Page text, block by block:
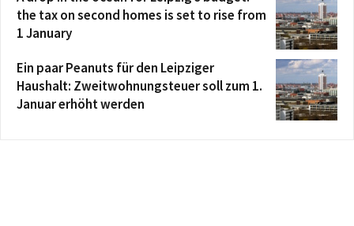
the tax on second homes is set to rise from
1 January
Ein paar Peanuts für den Leipziger
Haushalt: Zweitwohnungsteuer soll zum 1.
Januar erhöht werden